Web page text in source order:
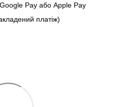
Pay або Apple Pay
платіж)